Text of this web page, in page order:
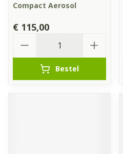
Compact Aerosol
€ 115,00
Bestel